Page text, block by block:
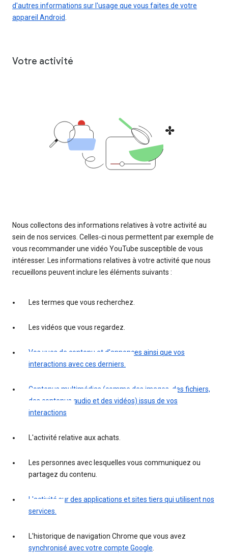
d'autres informations sur l'usage que vous faites de votre
appareil Android.
Votre activité
Nous collectons des informations relatives à votre activité au
sein de nos services. Celles-ci nous permettent par exemple de
vous recommander une vidéo YouTube susceptible de vous
intéresser. Les informations relatives à votre activité que nous
recueillons peuvent inclure les éléments suivants :
Les termes que vous recherchez.
Les vidéos que vous regardez.
Vos vues de contenu et d'annonces ainsi que vos
interactions avec ces derniers.
Contenus multimédias (comme des images, des fichiers,
des contenus audio et des vidéos) issus de vos
interactions
L'activité relative aux achats.
Les personnes avec lesquelles vous communiquez ou
partagez du contenu.
L'activité sur des applications et sites tiers qui utilisent nos
services.
L'historique de navigation Chrome que vous avez
synchronisé avec votre compte Google.